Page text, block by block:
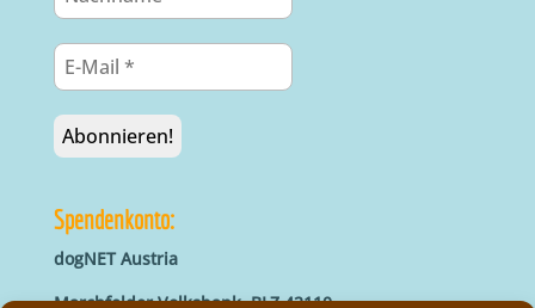
Spendenkonto:
dogNET Austria
Marchfelder Volksbank, BLZ 42110